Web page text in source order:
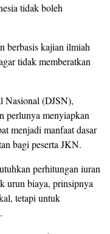
tidak boleh
berbasis kajian ilmiah
tidak memberatkan
Nasional (DJSN),
perlunya menyiapkan
menjadi manfaat dasar
bagi peserta JKN.
perhitungan iuran
urun biaya, prinsipnya
tetapi untuk